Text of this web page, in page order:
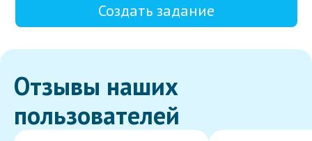
Создать задание
Отзывы наших
пользователей